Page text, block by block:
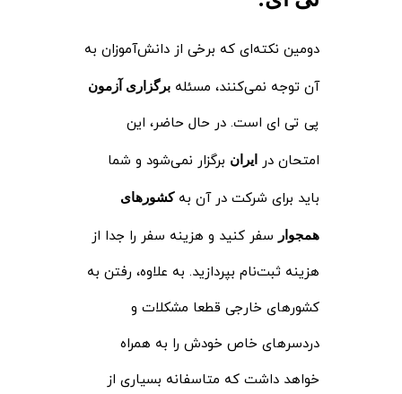
دومین نکته‌ای که برخی از دانش‌آموزان به
آن توجه نمی‌کنند، مسئله برگزاری آزمون
پی تی ای است. در حال حاضر، این
امتحان در
ایران برگزار نمی‌شود و شما
باید برای شرکت در آن بهکشورهای
همجوار سفر کنید و هزینه سفر را جدا از
هزینه ثبت‌نام بپردازید. به علاوه، رفتن به
کشورهای خارجی قطعا مشکلات و
دردسرهای خاص خودش را به همراه
خواهد داشت که متاسفانه بسیاری از